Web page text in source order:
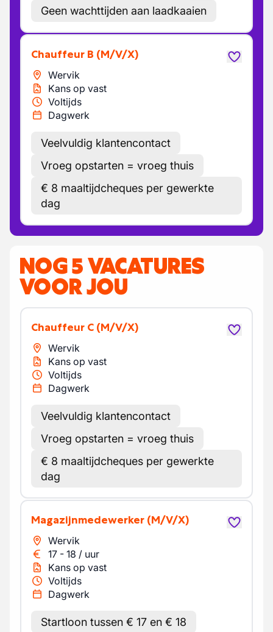
Geen wachttijden aan laadkaaien
Chauffeur B (M/V/X)
Wervik
Kans op vast
Voltijds
Dagwerk
Veelvuldig klantencontact
Vroeg opstarten = vroeg thuis
€ 8 maaltijdcheques per gewerkte
dag
NOG 5 VACATURES
VOOR JOU
Chauffeur C (M/V/X)
Wervik
Kans op vast
Voltijds
Dagwerk
Veelvuldig klantencontact
Vroeg opstarten = vroeg thuis
€ 8 maaltijdcheques per gewerkte
dag
Magazijnmedewerker (M/V/X)
Wervik
17 - 18 / uur
Kans op vast
Voltijds
Dagwerk
Startloon tussen € 17 en € 18